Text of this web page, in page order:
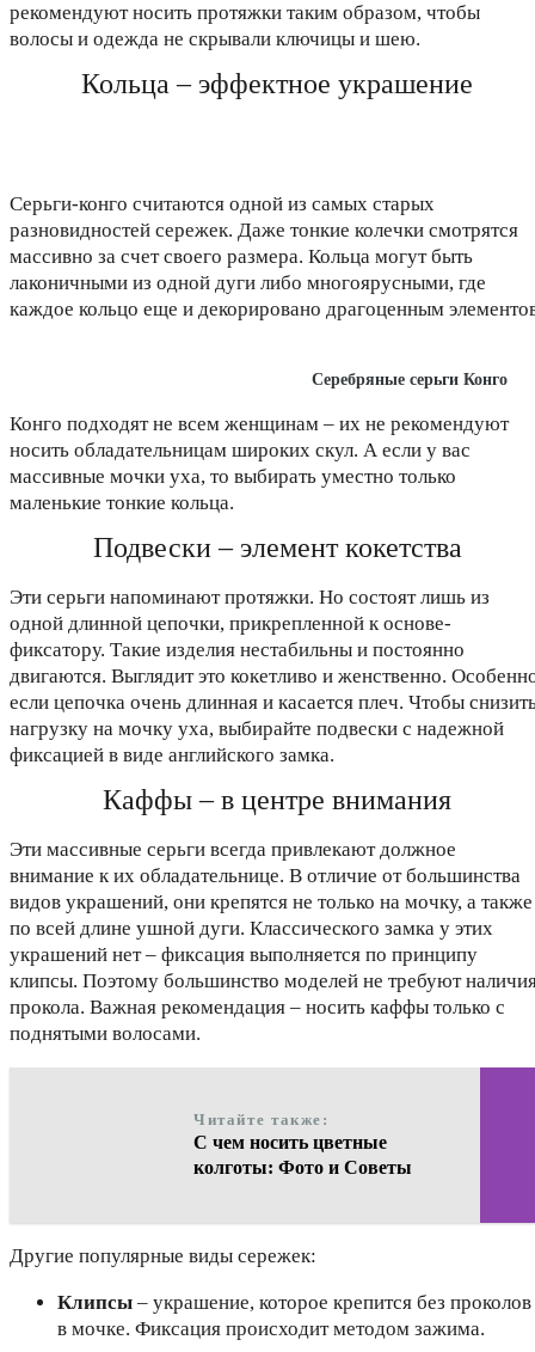
рекомендуют носить протяжки таким образом, чтобы
волосы и одежда не скрывали ключицы и шею.
Кольца – эффектное украшение
Серьги-конго считаются одной из самых старых
разновидностей сережек. Даже тонкие колечки смотрятся
массивно за счет своего размера. Кольца могут быть
лаконичными из одной дуги либо многоярусными, где
каждое кольцо еще и декорировано драгоценным
Серебряные серьги Конго
Конго подходят не всем женщинам – их не рекомендуют
носить обладательницам широких скул. А если у вас
массивные мочки уха, то выбирать уместно только
маленькие тонкие кольца.
Подвески – элемент кокетства
Эти серьги напоминают протяжки. Но состоят лишь из
одной длинной цепочки, прикрепленной к основе-
фиксатору. Такие изделия нестабильны и постоянно
двигаются. Выглядит это кокетливо и женственно.
если цепочка очень длинная и касается плеч. Чтобы
нагрузку на мочку уха, выбирайте подвески с надежной
фиксацией в виде английского замка.
Каффы – в центре внимания
Эти массивные серьги всегда привлекают должное
внимание к их обладательнице. В отличие от большинства
видов украшений, они крепятся не только на мочку, а также
по всей длине ушной дуги. Классического замка у этих
украшений нет – фиксация выполняется по принципу
клипсы. Поэтому большинство моделей не требуют
прокола. Важная рекомендация – носить каффы только с
поднятыми волосами.
Читайте также:
С чем носить цветные
колготы: Фото и Советы
Другие популярные виды сережек:
Клипсы – украшение, которое крепится без проколов
в мочке. Фиксация происходит методом зажима.